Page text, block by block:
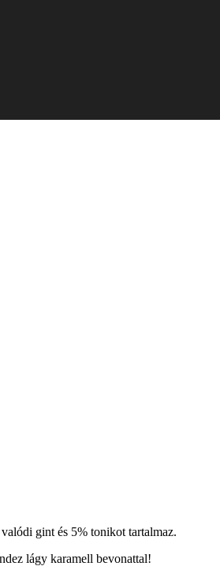
gint és 5% tonikot tartalmaz.
lágy karamell bevonattal!